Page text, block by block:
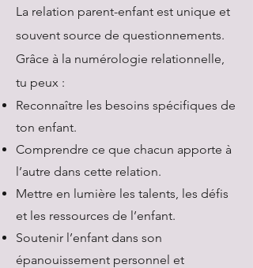
La relation parent-enfant est unique et
souvent source de questionnements.
Grâce à la numérologie relationnelle,
tu peux :
Reconnaître les besoins spécifiques de
ton enfant.
Comprendre ce que chacun apporte à
l’autre dans cette relation.
Mettre en lumière les talents, les défis
et les ressources de l’enfant.
Soutenir l’enfant dans son
épanouissement personnel et